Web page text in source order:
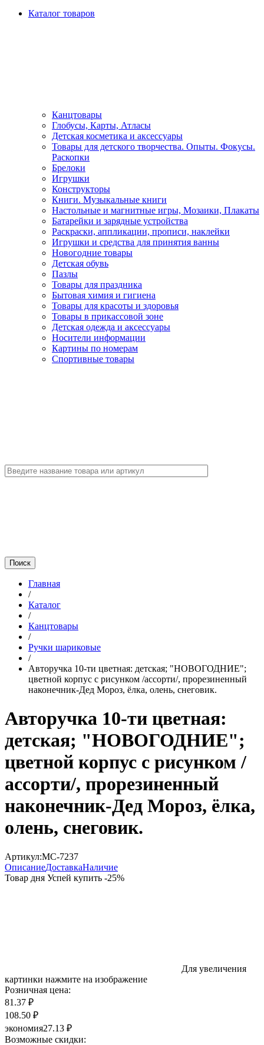
Каталог товаров
Канцтовары
Глобусы, Карты, Атласы
Детская косметика и аксессуары
Товары для детского творчества. Опыты. Фокусы.
Раскопки
Брелоки
Игрушки
Конструкторы
Книги. Музыкальные книги
Настольные и магнитные игры, Мозаики, Плакаты
Батарейки и зарядные устройства
Раскраски, аппликации, прописи, наклейки
Игрушки и средства для принятия ванны
Новогодние товары
Детская обувь
Пазлы
Товары для праздника
Бытовая химия и гигиена
Товары для красоты и здоровья
Товары в прикассовой зоне
Детская одежда и аксессуары
Носители информации
Картины по номерам
Спортивные товары
Главная
/
Каталог
/
Канцтовары
/
Ручки шариковые
/
Авторучка 10-ти цветная: детская; "НОВОГОДНИЕ";
цветной корпус с рисунком /ассорти/, прорезиненный
наконечник-Дед Мороз, ёлка, олень, снеговик.
Авторучка 10-ти цветная:
детская; "НОВОГОДНИЕ";
цветной корпус с рисунком /
ассорти/, прорезиненный
наконечник-Дед Мороз, ёлка,
олень, снеговик.
Артикул:МС-7237
ОписаниеДоставкаНаличие
Товар дня Успей купить -25%
Для увеличения
картинки нажмите на изображение
Розничная цена:
81.37 ₽
108.50 ₽
экономия27.13 ₽
Возможные скидки: